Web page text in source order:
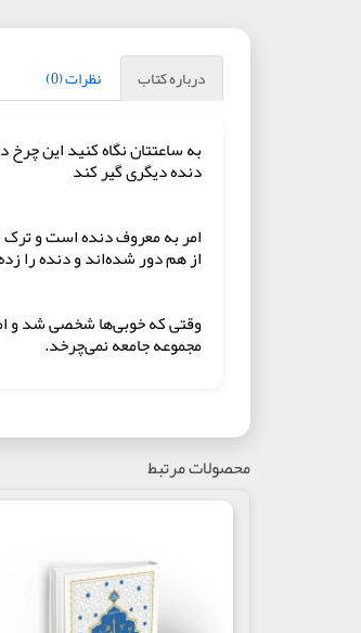
درباره کتاب نظرات (0)
به ساعتتان نگاه کنید این
دنده دیگری گیر کند
امر به معروف دنده است و
از هم دور شده‌اند و دنده را
وقتی که خوبی‌ها شخصی شد و
مجموعه جامعه نمی‌چرخد.
محصولات مرتبط